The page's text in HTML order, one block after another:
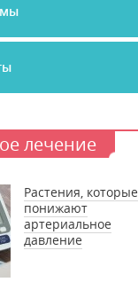
лечение
Растения, которые
понижают
артериальное
давление